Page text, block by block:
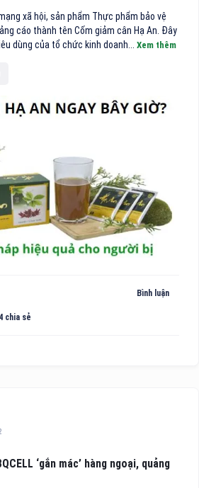
xã hội, sản phẩm Thực phẩm bảo vệ
cáo thành tên Cốm giảm cân Hạ An. Đây
dùng của tổ chức kinh doanh... Xem thêm
Bình luận
chia sẻ
‘gắn mác’ hàng ngoại, quảng